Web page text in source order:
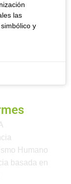
las
y
Humano
basada en